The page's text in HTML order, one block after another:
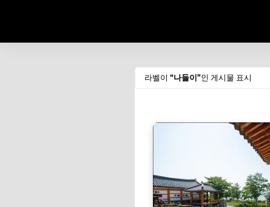
라벨이 나들이 인 게시물 표시